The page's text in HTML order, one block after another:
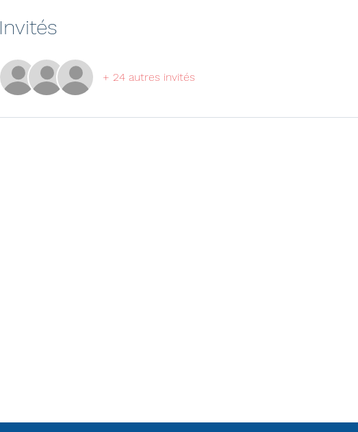
Invités
+ 24 autres invités